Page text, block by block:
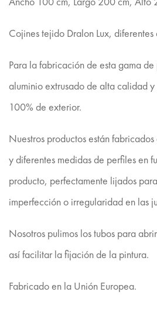
Cojines tejido Dralon Lux, diferentes
Para la fabricación de esta gama
aluminio extrusado de alta calidad
100% de exterior.
Nuestros productos están
y diferentes medidas de perfiles en
producto, perfectamente lijados
imperfección o irregularidad en las
Nosotros pulimos los tubos para
así facilitar la fijación de la pintura.
Fabricado en la Unión Europea.